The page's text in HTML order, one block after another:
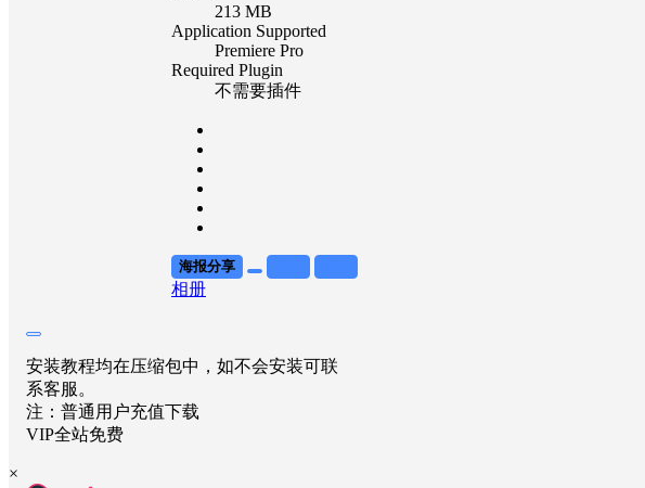
213 MB
Application Supported
Premiere Pro
Required Plugin
不需要插件
海报分享
相册
安装教程均在压缩包中，如不会安装可联
系客服。
注：普通用户充值下载
VIP全站免费
×